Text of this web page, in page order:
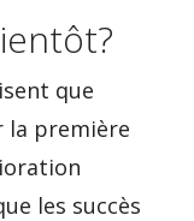
que
la première
les succès